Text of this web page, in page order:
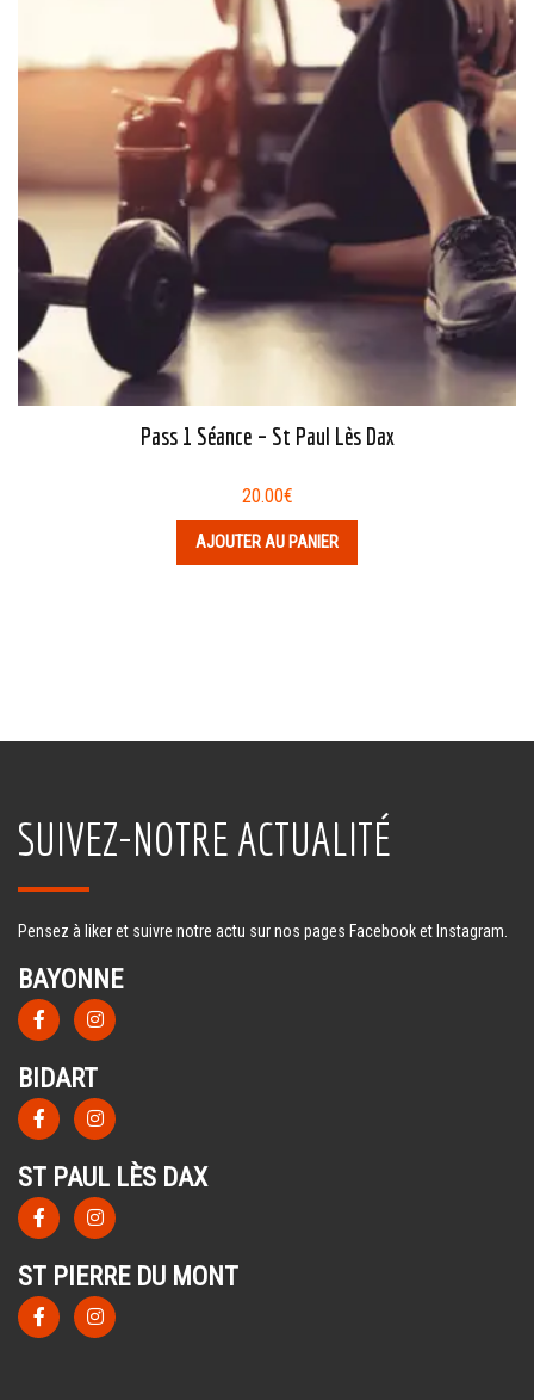
Pass 1 Séance – St Paul Lès Dax
20.00€
AJOUTER AU PANIER
SUIVEZ-NOTRE ACTUALITÉ
Pensez à liker et suivre notre actu sur nos pages Facebook et Instagram.
BAYONNE
BIDART
ST PAUL LÈS DAX
ST PIERRE DU MONT